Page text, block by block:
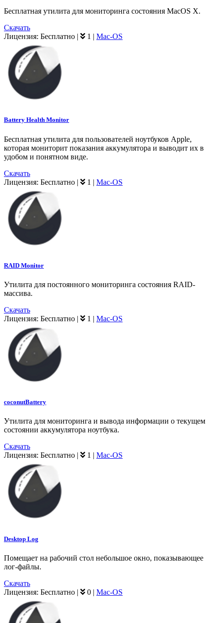
Бесплатная утилита для мониторинга состояния MacOS X.
Скачать
Лицензия: Бесплатно | 1 | Mac-OS
Battery Health Monitor
Бесплатная утилита для пользователей ноутбуков Apple,
которая мониторит показания аккумулятора и выводит их в
удобом и понятном виде.
Скачать
Лицензия: Бесплатно | 1 | Mac-OS
RAID Monitor
Утилита для постоянного мониторинга состояния RAID-
массива.
Скачать
Лицензия: Бесплатно | 1 | Mac-OS
coconutBattery
Утилита для мониторинга и вывода информации о текущем
состоянии аккумулятора ноутбука.
Скачать
Лицензия: Бесплатно | 1 | Mac-OS
Desktop Log
Помещает на рабочий стол небольшое окно, показывающее
лог-файлы.
Скачать
Лицензия: Бесплатно | 0 | Mac-OS